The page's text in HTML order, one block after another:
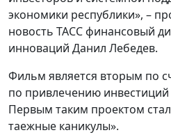
экономики республики», –
новость ТАСС финансовый
инноваций Данил Лебедев.
Фильм является вторым по
по привлечению
Первым таким проектом
таежные каникулы».